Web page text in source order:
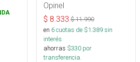
Opinel
$ 8.333 $11.990
en 6cuotas de $1.389sin
interés
ahorras $330 por
transferencia.